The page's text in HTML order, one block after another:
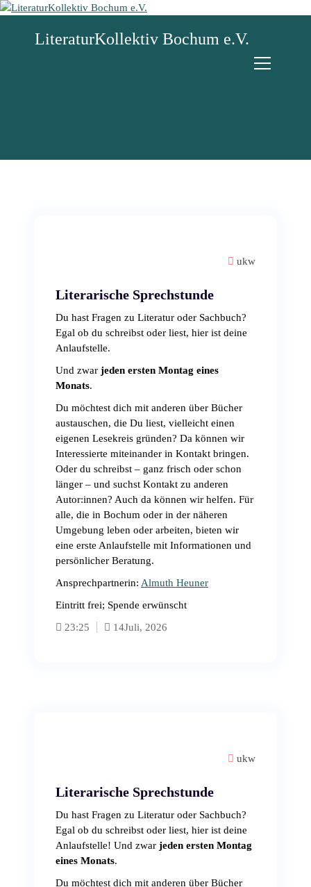
Z
p
LiteraturKollektiv Bochum e.V.
ukw
Literarische Sprechstunde
Du hast Fragen zu Literatur oder Sachbuch?
Egal ob du schreibst oder liest, hier ist deine
Anlaufstelle.
Und zwar jeden ersten Montag eines
Monats.
Du möchtest dich mit anderen über Bücher
austauschen, die Du liest, vielleicht einen
eigenen Lesekreis gründen? Da können wir
Interessierte miteinander in Kontakt bringen.
Oder du schreibst – ganz frisch oder schon
länger – und suchst Kontakt zu anderen
Autor:innen? Auch da können wir helfen. Für
alle, die in Bochum oder in der näheren
Umgebung leben oder arbeiten, bieten wir
eine erste Anlaufstelle mit Informationen und
persönlicher Beratung.
Ansprechpartnerin: Almuth Heuner
Eintritt frei; Spende erwünscht
23:25
14Juli, 2026
ukw
Literarische Sprechstunde
Du hast Fragen zu Literatur oder Sachbuch?
Egal ob du schreibst oder liest, hier ist deine
Anlaufstelle! Und zwar jeden ersten Montag
eines Monats.
Du möchtest dich mit anderen über Bücher